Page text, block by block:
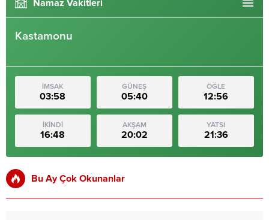
Namaz Vakitleri
Kastamonu
İMSAK
03:58
GÜNEŞ
05:40
ÖĞLE
12:56
İKİNDİ
16:48
AKŞAM
20:02
YATSI
21:36
Bu Ay Çok Okunanlar